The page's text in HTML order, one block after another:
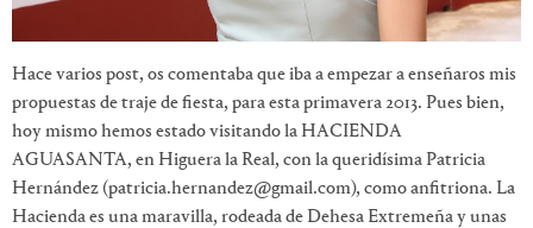
Hace varios post, os comentaba que iba a empezar a enseñaros mis
propuestas de traje de fiesta, para esta primavera 2013. Pues bien,
hoy mismo hemos estado visitando la HACIENDA
AGUASANTA, en Higuera la Real, con la queridísima Patricia
Hernández (patricia.hernandez@gmail.com), como anfitriona. La
Hacienda es una maravilla, rodeada de Dehesa Extremeña y unas